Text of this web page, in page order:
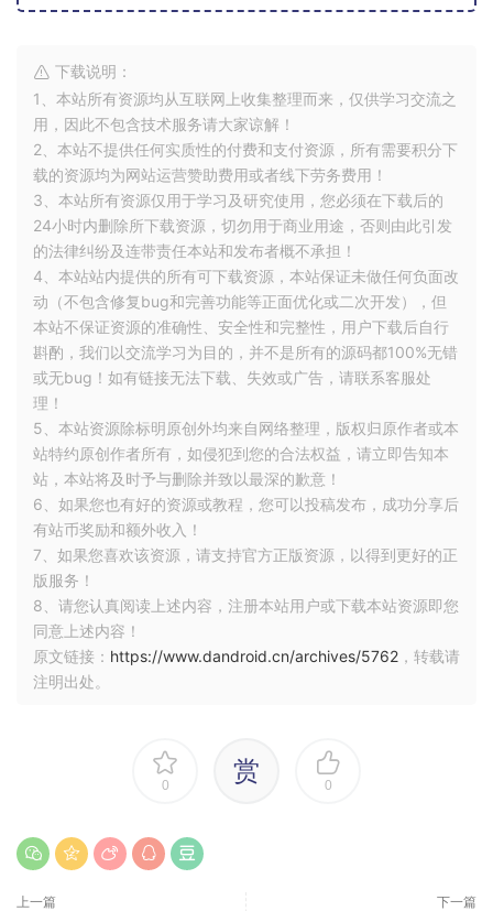
下载说明：
1、本站所有资源均从互联网上收集整理而来，仅供学习交流之
用，因此不包含技术服务请大家谅解！
2、本站不提供任何实质性的付费和支付资源，所有需要积分下
载的资源均为网站运营赞助费用或者线下劳务费用！
3、本站所有资源仅用于学习及研究使用，您必须在下载后的
24小时内删除所下载资源，切勿用于商业用途，否则由此引发
的法律纠纷及连带责任本站和发布者概不承担！
4、本站站内提供的所有可下载资源，本站保证未做任何负面改
动（不包含修复bug和完善功能等正面优化或二次开发），但
本站不保证资源的准确性、安全性和完整性，用户下载后自行
斟酌，我们以交流学习为目的，并不是所有的源码都100%无错
或无bug！如有链接无法下载、失效或广告，请联系客服处
理！
5、本站资源除标明原创外均来自网络整理，版权归原作者或本
站特约原创作者所有，如侵犯到您的合法权益，请立即告知本
站，本站将及时予与删除并致以最深的歉意！
6、如果您也有好的资源或教程，您可以投稿发布，成功分享后
有站币奖励和额外收入！
7、如果您喜欢该资源，请支持官方正版资源，以得到更好的正
版服务！
8、请您认真阅读上述内容，注册本站用户或下载本站资源即您
同意上述内容！
原文链接： https://www.dandroid.cn/archives/5762 ，转载请
注明出处。
0 赏 0
上一篇 下一篇